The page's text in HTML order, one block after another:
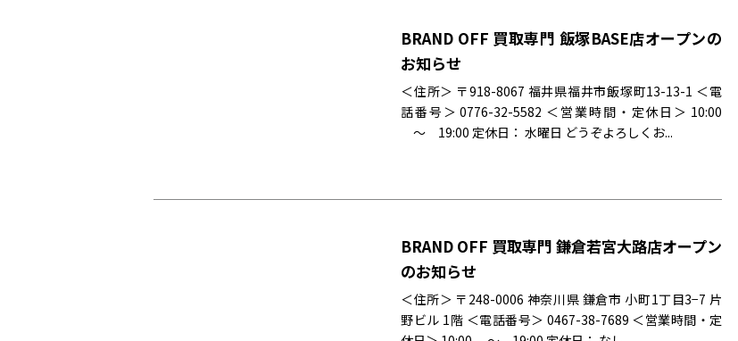
BRAND OFF 買取専門 飯塚BASE店オープンの
お知らせ
＜住所＞ 〒918-8067 福井県福井市飯塚町13-13-1 ＜電
話番号＞ 0776-32-5582 ＜営業時間・定休日＞ 10:00
〜 19:00 定休日： 水曜日 どうぞよろしくお...
BRAND OFF 買取専門 鎌倉若宮大路店オープン
のお知らせ
＜住所＞ 〒248-0006 神奈川県 鎌倉市 小町1丁目3−7 片
野ビル 1階 ＜電話番号＞ 0467-38-7689 ＜営業時間・定